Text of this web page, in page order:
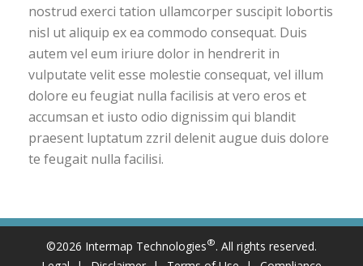
nostrud exerci tation ullamcorper suscipit lobortis
nisl ut aliquip ex ea commodo consequat. Duis
autem vel eum iriure dolor in hendrerit in
vulputate velit esse molestie consequat, vel illum
dolore eu feugiat nulla facilisis at vero eros et
accumsan et iusto odio dignissim qui blandit
praesent luptatum zzril delenit augue duis dolore
te feugait nulla facilisi.
©2026 Intermap Technologies®. All rights reserved.